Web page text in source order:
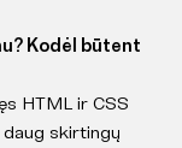
Kodėl būtent
HTML ir CSS
skirtingų